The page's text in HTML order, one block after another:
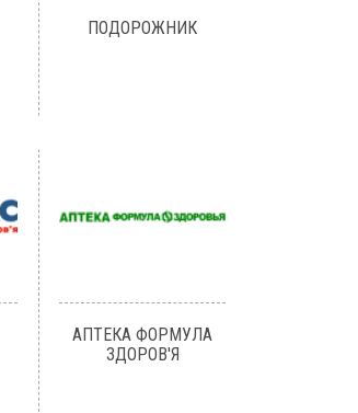
ПОДОРОЖНИК
АПТЕКА ФОРМУЛА
ЗДОРОВ'Я